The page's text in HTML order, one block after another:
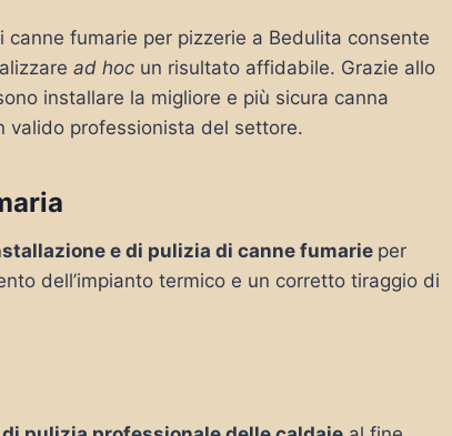
fumarie per pizzerie a Bedulita consente
ad hoc un risultato affidabile. Grazie allo
installare la migliore e più sicura canna
valido professionista del settore.
e di pulizia di canne fumarie per
dell’impianto termico e un corretto tiraggio di